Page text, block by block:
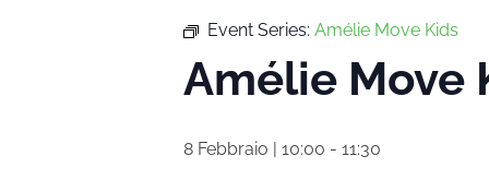
Event Series: Amélie Move Kids
Amélie Move
8 Febbraio | 10:00 - 11:30